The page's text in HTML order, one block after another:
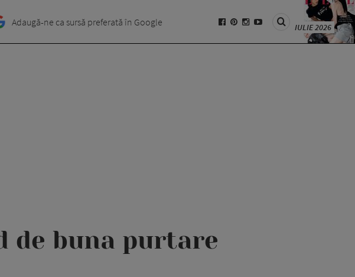
Adaugă-ne ca sursă preferată în Google IULIE 2026
de buna purtare